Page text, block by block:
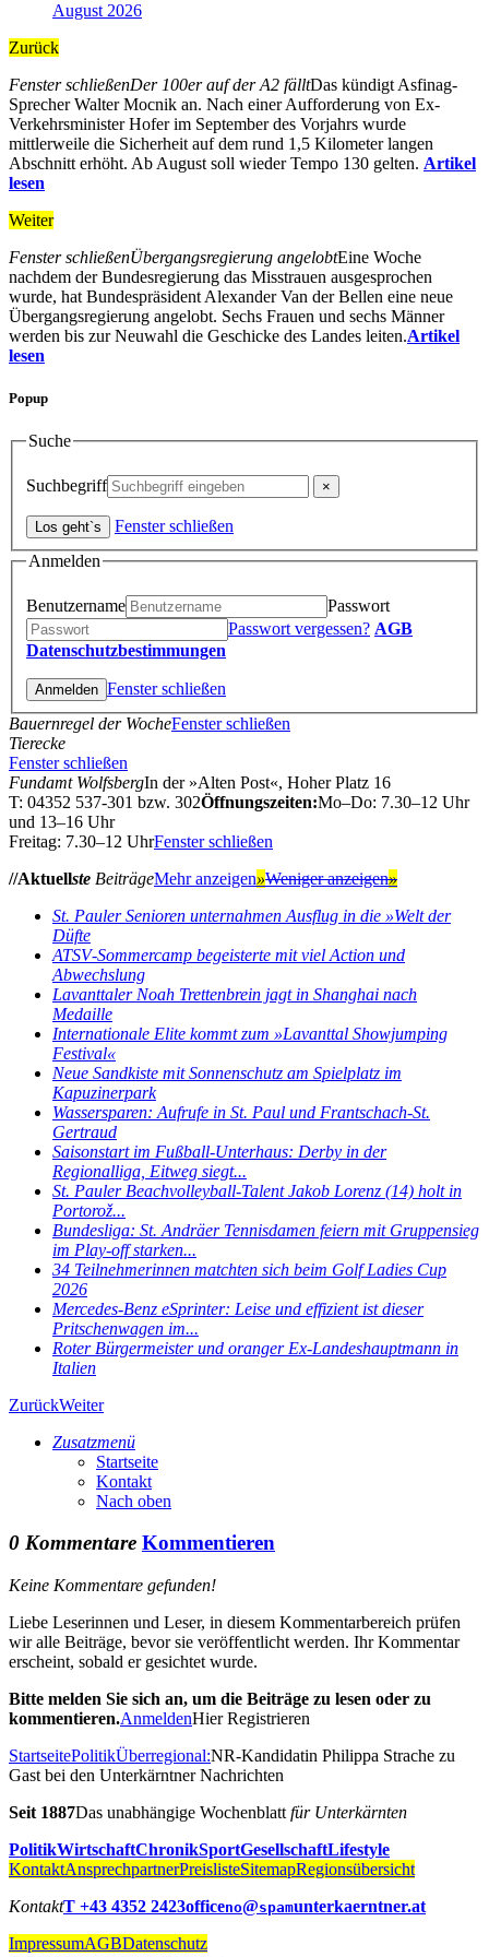
August 2026
Zurück
Fenster schließenDer 100er auf der A2 fälltDas kündigt Asfinag-
Sprecher Walter Mocnik an. Nach einer Aufforderung von Ex-
Verkehrsminister Hofer im September des Vorjahrs wurde
mittlerweile die Sicherheit auf dem rund 1,5 Kilometer langen
Abschnitt erhöht. Ab August soll wieder Tempo 130 gelten. Artikel
lesen
Weiter
Fenster schließenÜbergangsregierung angelobtEine Woche
nachdem der Bundesregierung das Misstrauen ausgesprochen
wurde, hat Bundespräsident Alexander Van der Bellen eine neue
Übergangsregierung angelobt. Sechs Frauen und sechs Männer
werden bis zur Neuwahl die Geschicke des Landes leiten.Artikel
lesen
Popup
Suche
Suchbegriff
Fenster schließen
Anmelden
Benutzername
Passwort
Passwort vergessen? AGB
Datenschutzbestimmungen
Fenster schließen
Bauernregel der WocheFenster schließen
Tierecke
Fenster schließen
Fundamt WolfsbergIn der »Alten Post«, Hoher Platz 16
T: 04352 537-301 bzw. 302Öffnungszeiten:Mo–Do: 7.30–12 Uhr
und 13–16 Uhr
Freitag: 7.30–12 UhrFenster schließen
//Aktuellste BeiträgeMehr anzeigen»Weniger anzeigen»
St. Pauler Senioren unternahmen Ausflug in die »Welt der
Düfte
ATSV‑Sommercamp begeisterte mit viel Action und
Abwechslung
Lavanttaler Noah Trettenbrein jagt in Shanghai nach
Medaille
Internationale Elite kommt zum »Lavanttal Showjumping
Festival«
Neue Sandkiste mit Sonnenschutz am Spielplatz im
Kapuzinerpark
Wassersparen: Aufrufe in St. Paul und Frantschach-St.
Gertraud
Saisonstart im Fußball-Unterhaus: Derby in der
Regionalliga, Eitweg siegt...
St. Pauler Beachvolleyball-Talent Jakob Lorenz (14) holt in
Portorož...
Bundesliga: St. Andräer Tennisdamen feiern mit Gruppensieg
im Play-off starken...
34 Teilnehmerinnen matchten sich beim Golf Ladies Cup
2026
Mercedes-Benz eSprinter: Leise und effizient ist dieser
Pritschenwagen im...
Roter Bürgermeister und oranger Ex-Landeshauptmann in
Italien
ZurückWeiter
Zusatzmenü
Startseite
Kontakt
Nach oben
0 Kommentare Kommentieren
Keine Kommentare gefunden!
Liebe Leserinnen und Leser, in diesem Kommentarbereich prüfen
wir alle Beiträge, bevor sie veröffentlicht werden. Ihr Kommentar
erscheint, sobald er gesichtet wurde.
Bitte melden Sie sich an, um die Beiträge zu lesen oder zu
kommentieren.AnmeldenHier Registrieren
StartseitePolitikÜberregional:NR-Kandidatin Philippa Strache zu
Gast bei den Unterkärntner Nachrichten
Seit 1887Das unabhängige Wochenblatt für Unterkärnten
PolitikWirtschaftChronikSportGesellschaftLifestyle
KontaktAnsprechpartnerPreislisteSitemapRegionsübersicht
KontaktT +43 4352 2423officeno@spamunterkaerntner.at
ImpressumAGBDatenschutz